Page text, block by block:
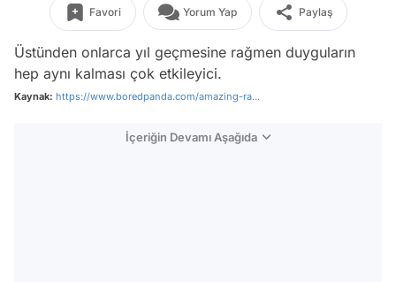
Favori Yorum Yap Paylaş
Üstünden onlarca yıl geçmesine rağmen duyguların
hep aynı kalması çok etkileyici.
Kaynak: https://www.boredpanda.com/amazing-ra...
İçeriğin Devamı Aşağıda